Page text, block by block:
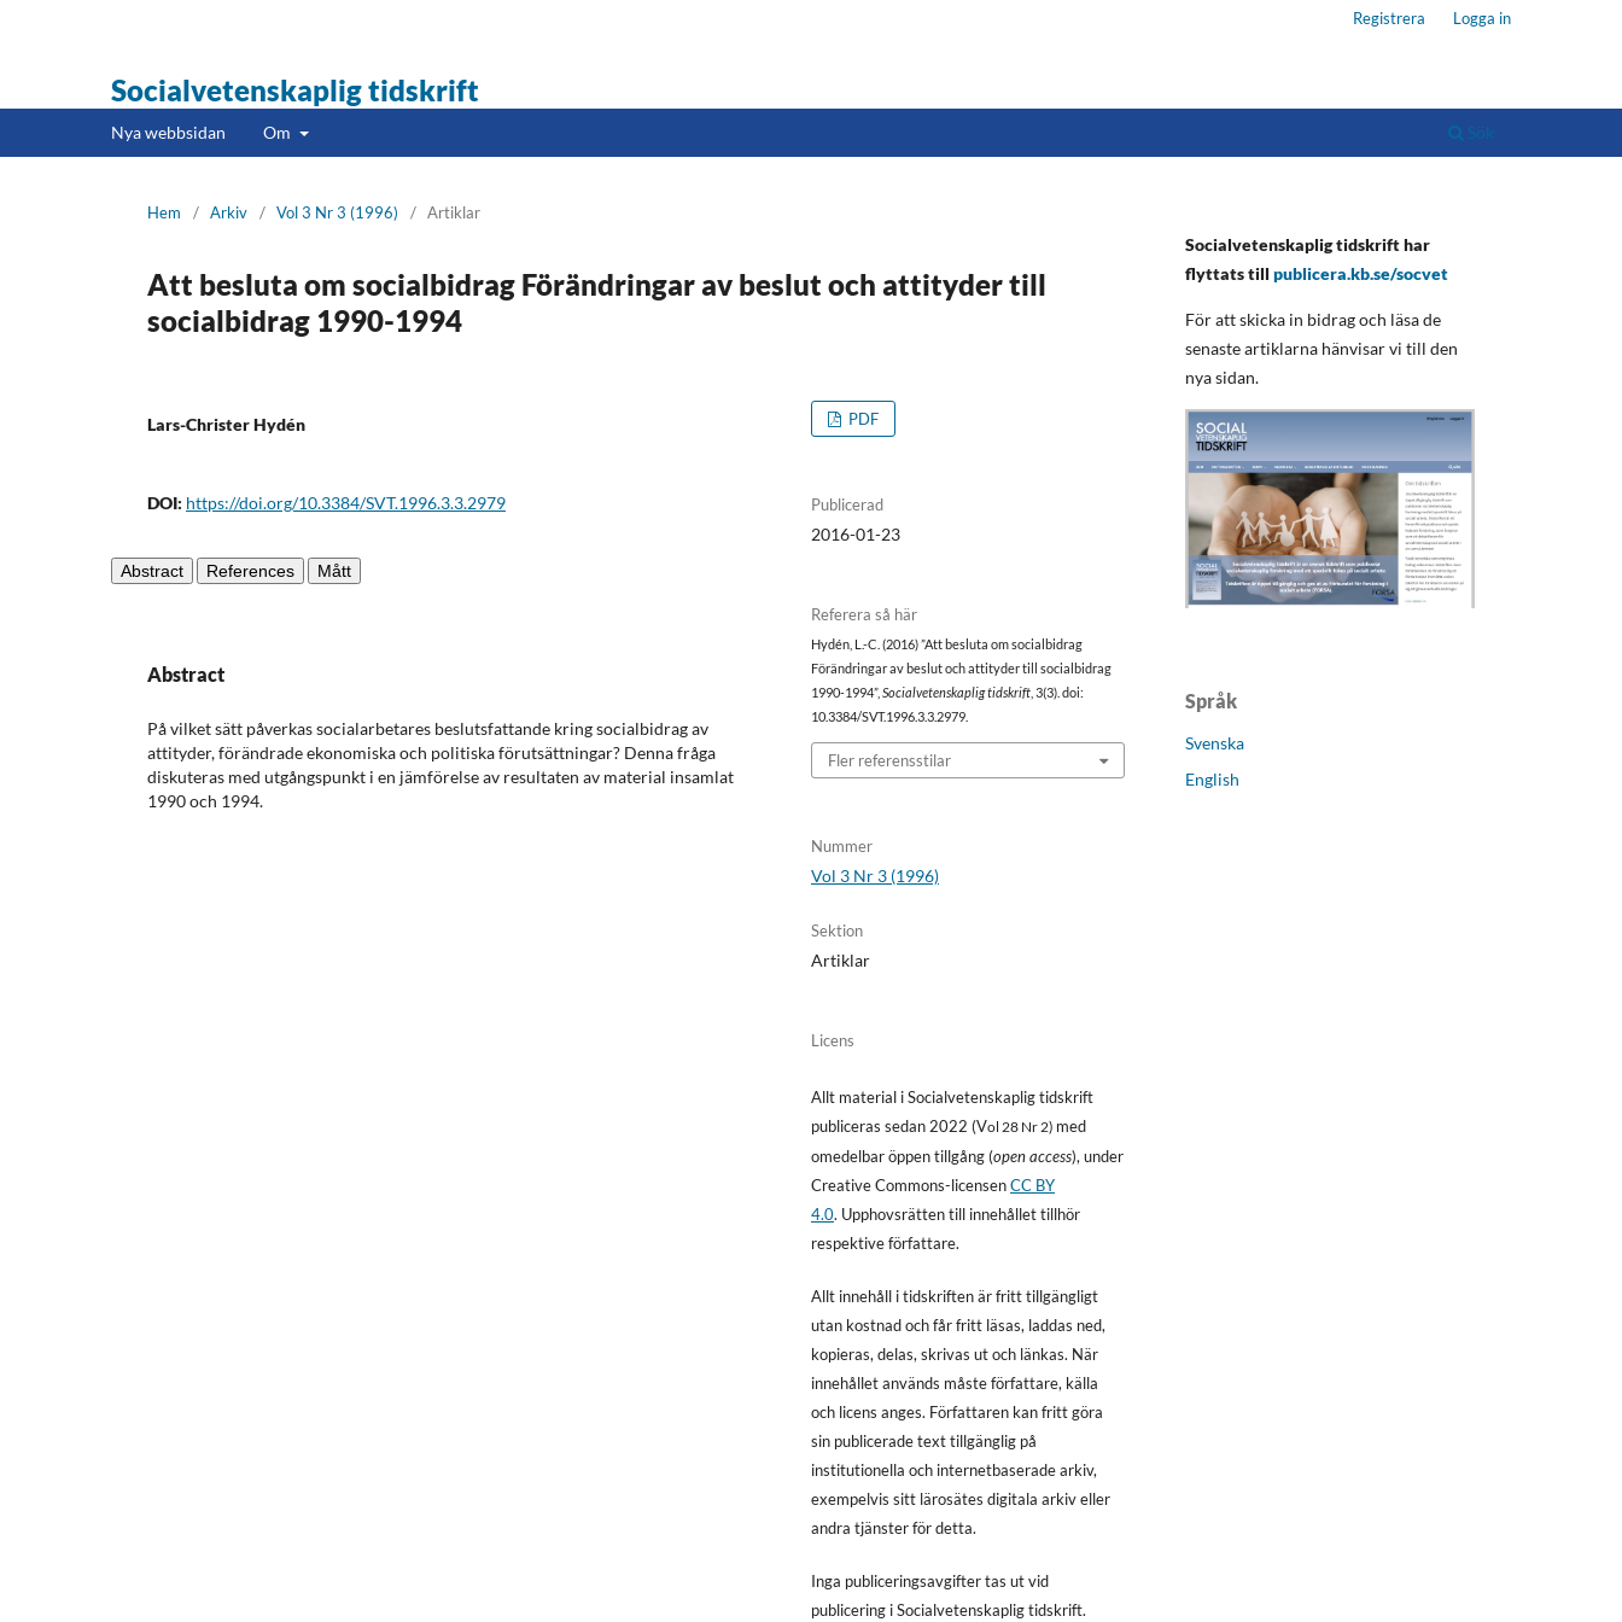
Socialvetenskaplig tidskrift
Nya webbsidan Om Sök
Registrera Logga in
Hem / Arkiv / Vol 3 Nr 3 (1996) / Artiklar
Att besluta om socialbidrag Förändringar av beslut och attityder till
socialbidrag 1990-1994
Lars-Christer Hydén
DOI: https://doi.org/10.3384/SVT.1996.3.3.2979
Abstract References Mått
Abstract
På vilket sätt påverkas socialarbetares beslutsfattande kring socialbidrag av
attityder, förändrade ekonomiska och politiska förutsättningar? Denna fråga
diskuteras med utgångspunkt i en jämförelse av resultaten av material insamlat
1990 och 1994.
PDF
Publicerad
2016-01-23
Referera så här
Hydén, L.-C. (2016) ”Att besluta om socialbidrag
Förändringar av beslut och attityder till socialbidrag
1990-1994”,Socialvetenskaplig tidskrift , 3(3). doi:
10.3384/SVT.1996.3.3.2979.
Fler referensstilar
Nummer
Vol 3 Nr 3 (1996)
Sektion
Artiklar
Licens
Allt material i Socialvetenskaplig tidskrift
publiceras sedan 2022 (Vol 28 Nr 2) med
omedelbar öppen tillgång (open access), under
Creative Commons-licensenCC BY
4.0. Upphovsrätten till innehållet tillhör
respektive författare.
Allt innehåll i tidskriften är fritt tillgängligt
utan kostnad och får fritt läsas, laddas ned,
kopieras, delas, skrivas ut och länkas. När
innehållet används måste författare, källa
och licens anges. Författaren kan fritt göra
sin publicerade text tillgänglig på
institutionella och internetbaserade arkiv,
exempelvis sitt lärosätes digitala arkiv eller
andra tjänster för detta.
Inga publiceringsavgifter tas ut vid
publicering i Socialvetenskaplig tidskrift.
Socialvetenskaplig tidskrift har
flyttats till publicera.kb.se/socvet
För att skicka in bidrag och läsa de
senaste artiklarna hänvisar vi till den
nya sidan.
Språk
Svenska
English